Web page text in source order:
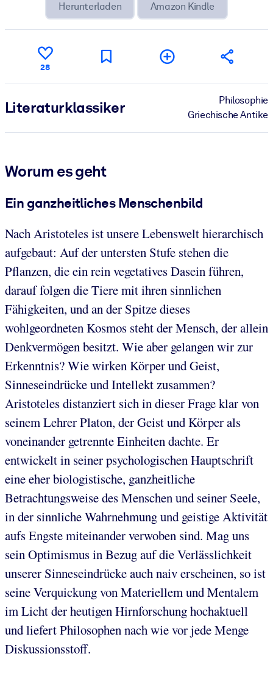
Herunterladen Amazon Kindle
28
Literatur­klassiker
Philosophie
Griechische Antike
Worum es geht
Ein ganzheitliches Menschenbild
Nach Aristoteles ist unsere Lebenswelt hierarchisch
aufgebaut: Auf der untersten Stufe stehen die
Pflanzen, die ein rein vegetatives Dasein führen,
darauf folgen die Tiere mit ihren sinnlichen
Fähigkeiten, und an der Spitze dieses
wohlgeordneten Kosmos steht der Mensch, der allein
Denkvermögen besitzt. Wie aber gelangen wir zur
Erkenntnis? Wie wirken Körper und Geist,
Sinneseindrücke und Intellekt zusammen?
Aristoteles distanziert sich in dieser Frage klar von
seinem Lehrer Platon, der Geist und Körper als
voneinander getrennte Einheiten dachte. Er
entwickelt in seiner psychologischen Hauptschrift
eine eher biologistische, ganzheitliche
Betrachtungsweise des Menschen und seiner Seele,
in der sinnliche Wahrnehmung und geistige Aktivität
aufs Engste miteinander verwoben sind. Mag uns
sein Optimismus in Bezug auf die Verlässlichkeit
unserer Sinneseindrücke auch naiv erscheinen, so ist
seine Verquickung von Materiellem und Mentalem
im Licht der heutigen Hirnforschung hochaktuell
und liefert Philosophen nach wie vor jede Menge
Diskussionsstoff.